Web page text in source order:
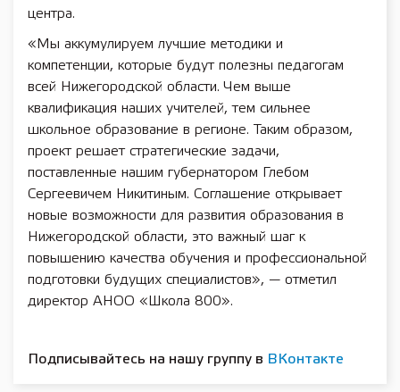
центра.
«Мы аккумулируем лучшие методики и
компетенции, которые будут полезны педагогам
всей Нижегородской области. Чем выше
квалификация наших учителей, тем сильнее
школьное образование в регионе. Таким образом,
проект решает стратегические задачи,
поставленные нашим губернатором Глебом
Сергеевичем Никитиным. Соглашение открывает
новые возможности для развития образования в
Нижегородской области, это важный шаг к
повышению качества обучения и профессиональной
подготовки будущих специалистов», — отметил
директор АНОО «Школа 800».
Подписывайтесь на нашу группу в ВКонтакте